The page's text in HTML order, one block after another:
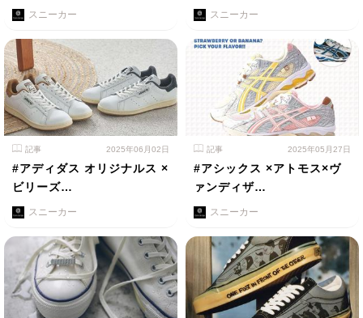
スニーカー スニーカー
記事 2025年06月02日
#アディダス オリジナルス ×
ビリーズ…
スニーカー
記事 2025年05月27日
#アシックス ×アトモス×ヴ
ァンディザ…
スニーカー